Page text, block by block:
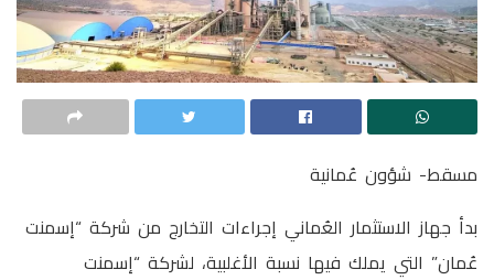
مسقط- شؤون عُمانية
بدأ جهاز الاستثمار العُماني إجراءات التخارج من شركة “إسمنت
عُمان” التي يملك فيها نسبة الأغلبية، لشركة “إسمنت